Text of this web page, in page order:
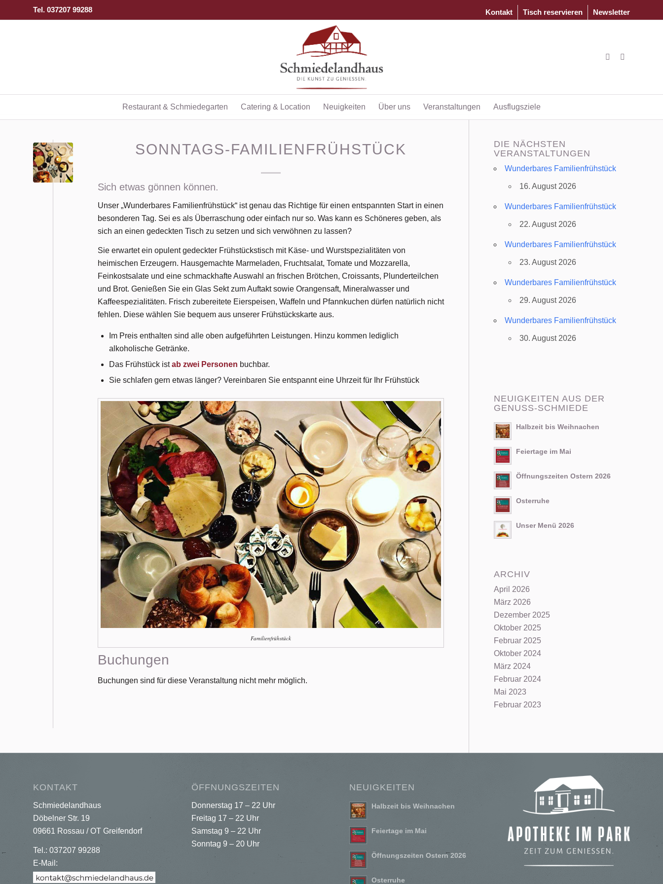
Kontakt Tisch reservieren Newsletter
Tel. 037207 99288
Restaurant & Schmiedegarten Catering & Location Neuigkeiten Über uns Veranstaltungen Ausflugsziele
SONNTAGS-FAMILIENFRÜHSTÜCK
Sich etwas gönnen können.
Unser „Wunderbares Familienfrühstück“ ist genau das Richtige für einen entspannten Start in einen
besonderen Tag. Sei es als Überraschung oder einfach nur so. Was kann es Schöneres geben, als
sich an einen gedeckten Tisch zu setzen und sich verwöhnen zu lassen?
Sie erwartet ein opulent gedeckter Frühstückstisch mit Käse- und Wurstspezialitäten von
heimischen Erzeugern. Hausgemachte Marmeladen, Fruchtsalat, Tomate und Mozzarella,
Feinkostsalate und eine schmackhafte Auswahl an frischen Brötchen, Croissants, Plunderteilchen
und Brot. Genießen Sie ein Glas Sekt zum Auftakt sowie Orangensaft, Mineralwasser und
Kaffeespezialitäten. Frisch zubereitete Eierspeisen, Waffeln und Pfannkuchen dürfen natürlich nicht
fehlen. Diese wählen Sie bequem aus unserer Frühstückskarte aus.
Im Preis enthalten sind alle oben aufgeführten Leistungen. Hinzu kommen lediglich
alkoholische Getränke.
Das Frühstück istab zwei Personen buchbar.
Sie schlafen gern etwas länger? Vereinbaren Sie entspannt eine Uhrzeit für Ihr Frühstück
Familienfrühstück
Buchungen
Buchungen sind für diese Veranstaltung nicht mehr möglich.
DIE NÄCHSTEN
VERANSTALTUNGEN
Wunderbares Familienfrühstück
16. August 2026
Wunderbares Familienfrühstück
22. August 2026
Wunderbares Familienfrühstück
23. August 2026
Wunderbares Familienfrühstück
29. August 2026
Wunderbares Familienfrühstück
30. August 2026
NEUIGKEITEN AUS DER
GENUSS-SCHMIEDE
Halbzeit bis Weihnachen
Feiertage im Mai
Öffnungszeiten Ostern 2026
Osterruhe
Unser Menü 2026
ARCHIV
April 2026
März 2026
Dezember 2025
Oktober 2025
Februar 2025
Oktober 2024
März 2024
Februar 2024
Mai 2023
Februar 2023
KONTAKT
Schmiedelandhaus
Döbelner Str. 19
09661 Rossau / OT Greifendorf
Tel.: 037207 99288
E-Mail:
ÖFFNUNGSZEITEN
Donnerstag 17 – 22 Uhr
Freitag 17 – 22 Uhr
Samstag 9 – 22 Uhr
Sonntag 9 – 20 Uhr
NEUIGKEITEN
Halbzeit bis Weihnachen
Feiertage im Mai
Öffnungszeiten Ostern 2026
Osterruhe